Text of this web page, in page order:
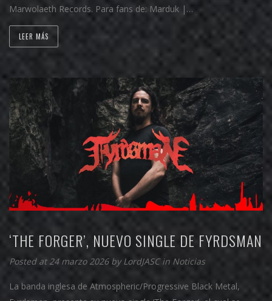
Marwolaeth Records. Para fans de: Marduk |…
LEER MÁS
‘THE FORGER’, NUEVO SINGLE DE FYRDSMAN
Posted at 24 marzo 2026 byLordJASCin Noticias
La banda inglesa de Atmospheric/Progressive Black Metal,